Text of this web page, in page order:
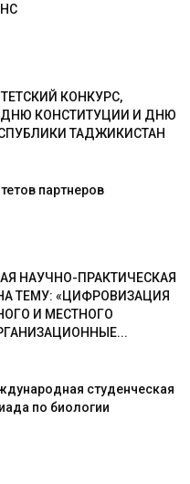
КОНКУРС,
КОНСТИТУЦИИ И ДНЮ
ТАДЖИКИСТАН
партнеров
НАУЧНО-ПРАКТИЧЕСКАЯ
ТЕМУ: «ЦИФРОВИЗАЦИЯ
И МЕСТНОГО
студенческая
по биологии